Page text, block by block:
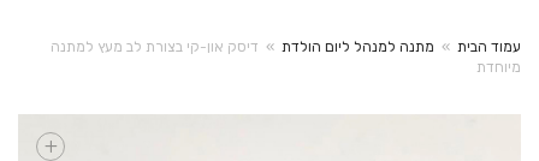
עמוד הבית » מתנה למנהל ליום הולדת » דיסק און-קי בצורת לב מעץ למתנה
מיוחדת
+